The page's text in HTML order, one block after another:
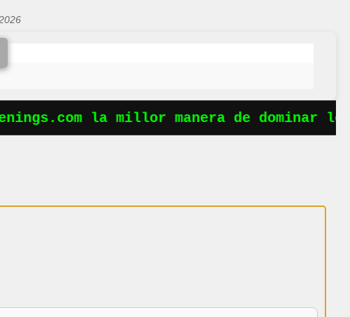
la millor manera de dominar